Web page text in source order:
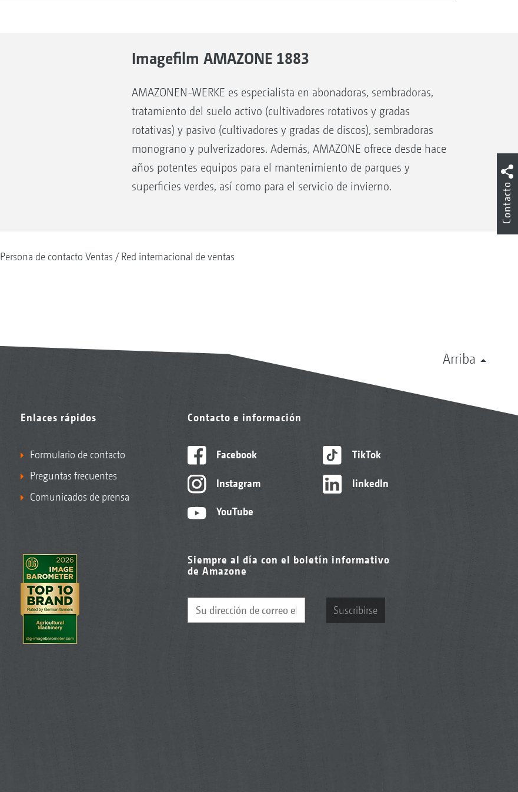
Imagefilm AMAZONE 1883
AMAZONEN-WERKE es especialista en abonadoras, sembradoras,
tratamiento del suelo activo (cultivadores rotativos y gradas
rotativas) y pasivo (cultivadores y gradas de discos), sembradoras
monograno y pulverizadores. Además, AMAZONE ofrece desde hace
años potentes equipos para el mantenimiento de parques y
superficies verdes, así como para el servicio de invierno.
Persona de contacto Ventas Red internacional de ventas
Arriba
Enlaces rápidos
Formulario de contacto
Preguntas frecuentes
Comunicados de prensa
Contacto e información
Facebook
Instagram
YouTube
TikTok
linkedIn
Siempre al día con el boletín informativo
de Amazone
Suscribirse
Contacto